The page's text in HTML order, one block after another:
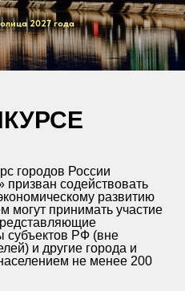
2027 года
городов России
призван содействовать
развитию
могут принимать участие
субъектов РФ (вне
и другие города и
не менее 200